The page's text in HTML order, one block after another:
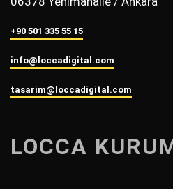
+90 501 335 55 15
info@loccadigital.com
tasarim@loccadigital.com
LOCCA